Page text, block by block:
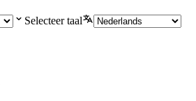
Selecteer taal